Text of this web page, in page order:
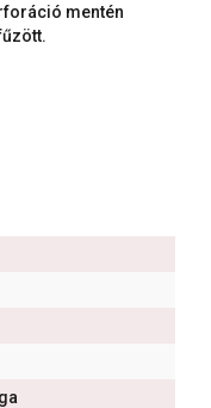
mentén